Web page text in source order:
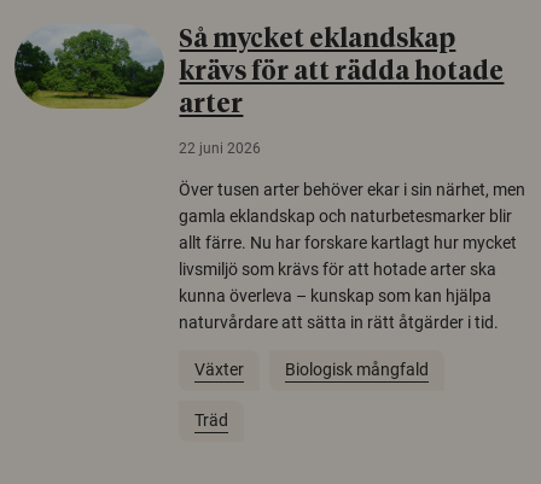
Så mycket eklandskap
krävs för att rädda hotade
arter
22 juni 2026
Över tusen arter behöver ekar i sin närhet, men
gamla eklandskap och naturbetesmarker blir
allt färre. Nu har forskare kartlagt hur mycket
livsmiljö som krävs för att hotade arter ska
kunna överleva – kunskap som kan hjälpa
naturvårdare att sätta in rätt åtgärder i tid.
Växter Biologisk mångfald
Träd